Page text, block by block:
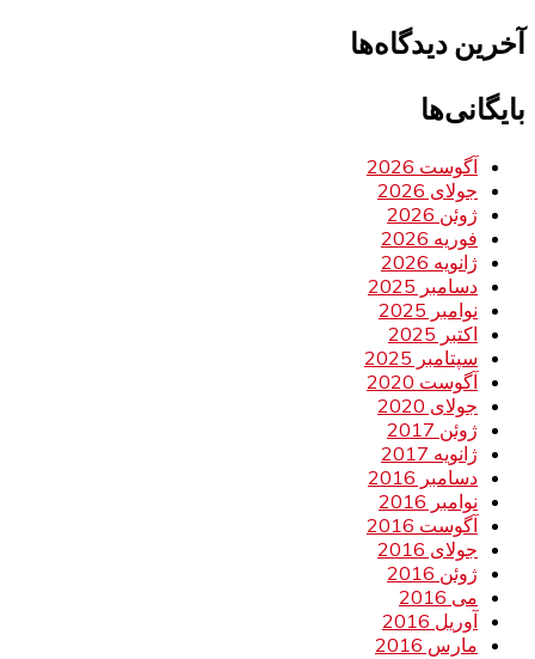
آخرین دیدگاه‌ها
بایگانی‌ها
آگوست 2026
جولای 2026
ژوئن 2026
فوریه 2026
ژانویه 2026
دسامبر 2025
نوامبر 2025
اکتبر 2025
سپتامبر 2025
آگوست 2020
جولای 2020
ژوئن 2017
ژانویه 2017
دسامبر 2016
نوامبر 2016
آگوست 2016
جولای 2016
ژوئن 2016
می 2016
آوریل 2016
مارس 2016